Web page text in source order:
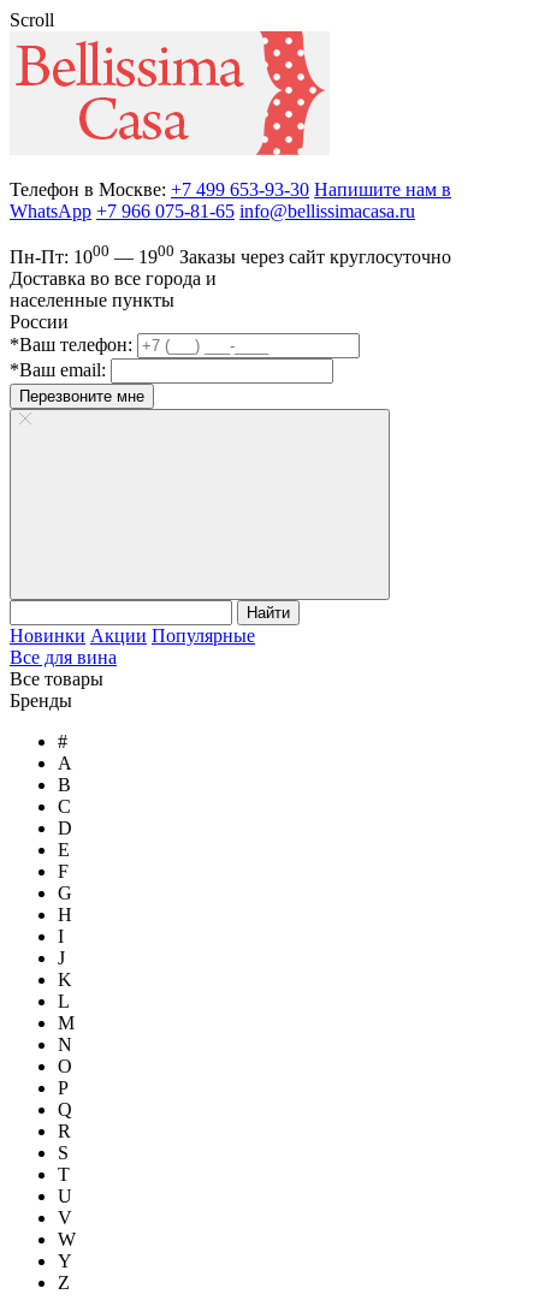
Scroll
Телефон в Москве: +7 499 653-93-30 Напишите нам в
WhatsApp +7 966 075-81-65 info@bellissimacasa.ru
Пн-Пт: 1000 — 1900 Заказы через сайт круглосуточно
Доставка во все города и
населенные пункты
России
*Ваш телефон:
*Ваш email:
Перезвоните мне
Найти
Новинки Акции Популярные
Все для вина
Все товары
Бренды
#
A
B
C
D
E
F
G
H
I
J
K
L
M
N
O
P
Q
R
S
T
U
V
W
Y
Z